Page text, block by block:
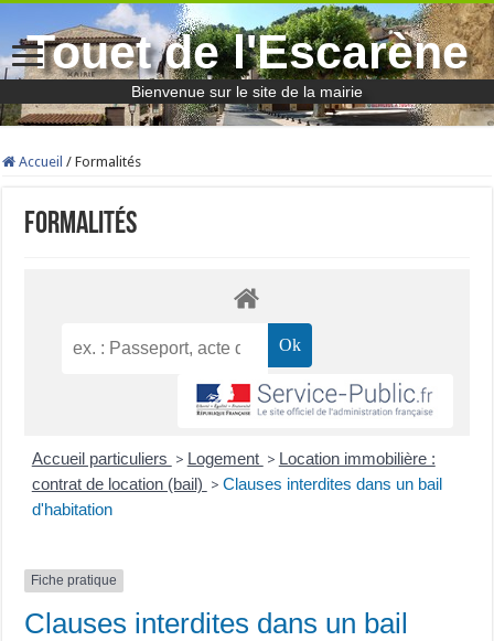
Touet de l'Escarène
Bienvenue sur le site de la mairie
Accueil / Formalités
Formalités
Accueil particuliers > Logement > Location immobilière :
contrat de location (bail) > Clauses interdites dans un bail
d'habitation
Fiche pratique
Clauses interdites dans un bail